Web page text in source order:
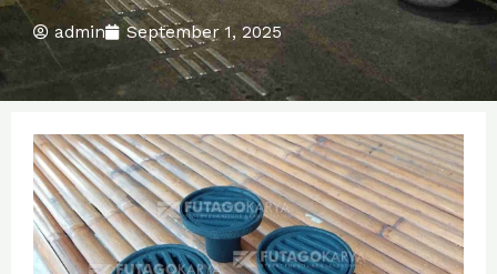
admin September 1, 2025